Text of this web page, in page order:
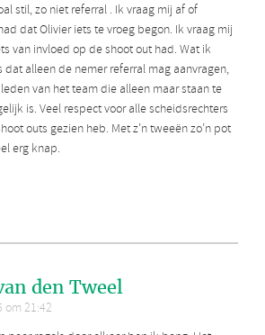
stil, zo niet referral . Ik vraag mij af of
dat Olivier iets te vroeg begon. Ik vraag mij
van invloed op de shoot out had. Wat ik
dat alleen de nemer referral mag aanvragen,
van het team die alleen maar staan te
is. Veel respect voor alle scheidsrechters
outs gezien heb. Met z’n tweeën zo’n pot
erg knap.
den Tweel
om 21:42